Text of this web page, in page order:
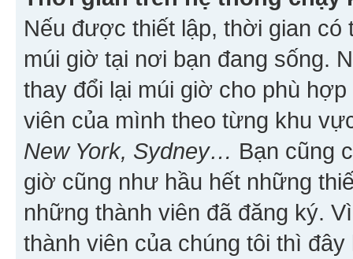
Nếu được thiết lập, thời gian
múi giờ tại nơi bạn đang sống.
thay đổi lại múi giờ cho phù
viên của mình theo từng khu
New York, Sydney… Bạn cũng
giờ cũng như hầu hết những
những thành viên đã đăng ký.
thành viên của chúng tôi thì